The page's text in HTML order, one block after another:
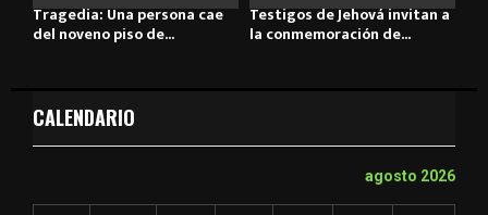
Tragedia: Una persona cae
del noveno piso de...
Testigos de Jehová invitan a
la conmemoración de...
CALENDARIO
agosto 2026